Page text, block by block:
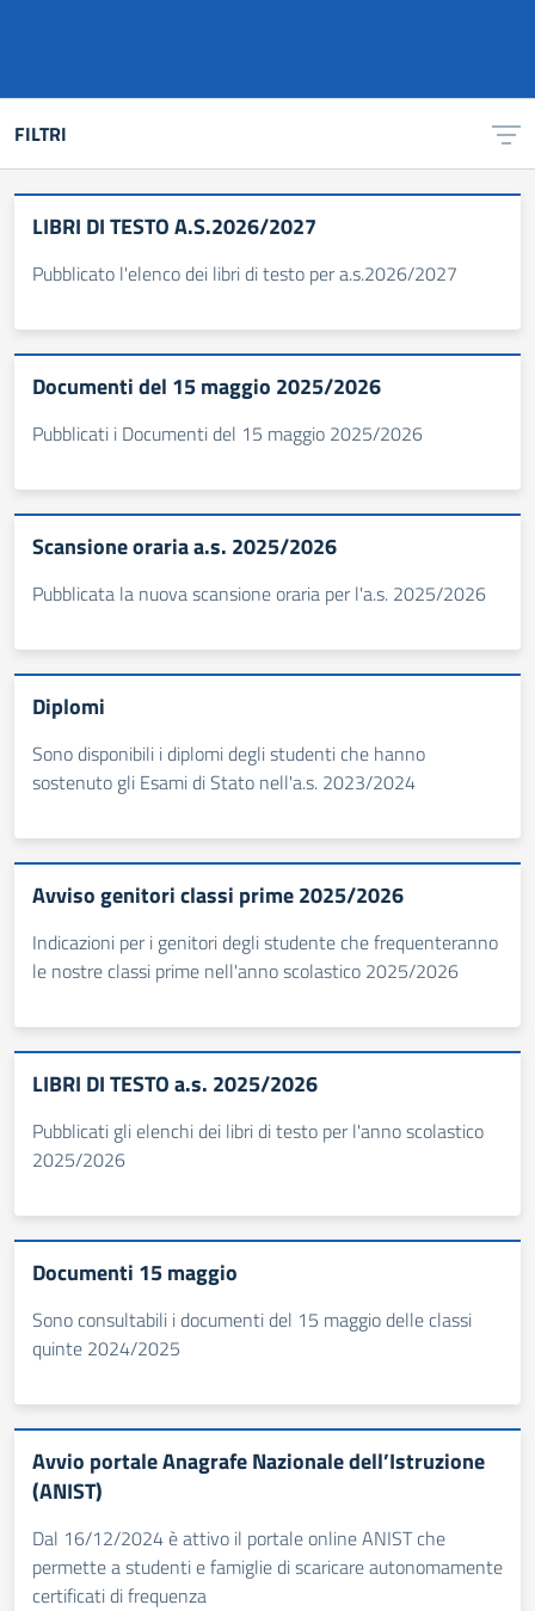
FILTRI
LIBRI DI TESTO A.S.2026/2027
Pubblicato l'elenco dei libri di testo per a.s.2026/2027
Documenti del 15 maggio 2025/2026
Pubblicati i Documenti del 15 maggio 2025/2026
Scansione oraria a.s. 2025/2026
Pubblicata la nuova scansione oraria per l'a.s. 2025/2026
Diplomi
Sono disponibili i diplomi degli studenti che hanno
sostenuto gli Esami di Stato nell'a.s. 2023/2024
Avviso genitori classi prime 2025/2026
Indicazioni per i genitori degli studente che frequenteranno
le nostre classi prime nell'anno scolastico 2025/2026
LIBRI DI TESTO a.s. 2025/2026
Pubblicati gli elenchi dei libri di testo per l'anno scolastico
2025/2026
Documenti 15 maggio
Sono consultabili i documenti del 15 maggio delle classi
quinte 2024/2025
Avvio portale Anagrafe Nazionale dell’Istruzione
(ANIST)
Dal 16/12/2024 è attivo il portale online ANIST che
permette a studenti e famiglie di scaricare autonomamente
certificati di frequenza